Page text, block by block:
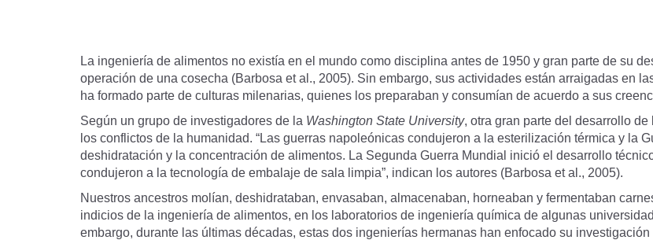
La ingeniería de alimentos no existía en el mundo como disciplina antes de 1950 y gran parte de su
operación de una cosecha (Barbosa et al., 2005). Sin embargo, sus actividades están arraigadas en
ha formado parte de culturas milenarias, quienes los preparaban y consumían de acuerdo a sus
Según un grupo de investigadores de la Washington State University, otra gran parte del desarrollo
los conflictos de la humanidad. “Las guerras napoleónicas condujeron a la esterilización térmica y la
deshidratación y la concentración de alimentos. La Segunda Guerra Mundial inició el desarrollo
condujeron a la tecnología de embalaje de sala limpia”, indican los autores (Barbosa et al., 2005).
Nuestros ancestros molían, deshidrataban, envasaban, almacenaban, horneaban y fermentaban
indicios de la ingeniería de alimentos, en los laboratorios de ingeniería química de algunas
embargo, durante las últimas décadas, estas dos ingenierías hermanas han enfocado su